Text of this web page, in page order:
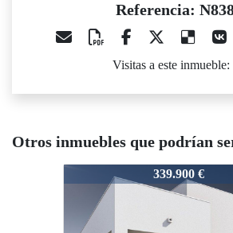
Referencia:
Visitas a este inmueble:
Otros inmuebles que podrían
339.900 €
N8388